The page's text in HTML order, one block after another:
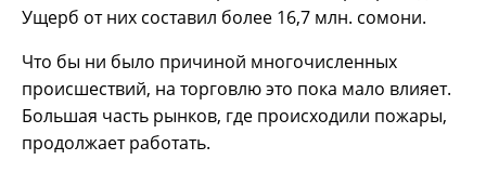
Ущерб от них составил более 16,7 млн. сомони.
Что бы ни было причиной многочисленных
происшествий, на торговлю это пока мало влияет.
Большая часть рынков, где происходили пожары,
продолжает работать.